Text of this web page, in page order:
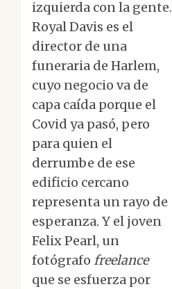
izquierda con la gente.
Royal Davis es el
director de una
funeraria de Harlem,
cuyo negocio va de
capa caída porque el
Covid ya pasó, pero
para quien el
derrumbe de ese
edificio cercano
representa un rayo de
esperanza. Y el joven
Felix Pearl, un
fotógrafo freelance
que se esfuerza por